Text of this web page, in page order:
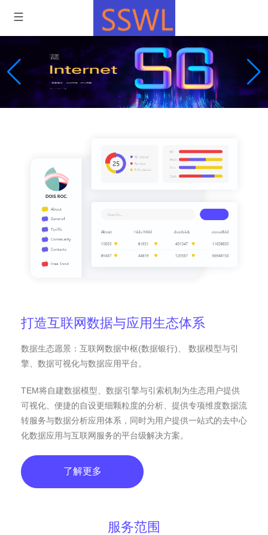
打造互联网数据与应用生态体系
数据生态愿景：互联网数据中枢(数据银行)、 数据模型与引
擎、数据可视化与数据应用平台。
TEM将自建数据模型、数据引擎与引索机制为生态用户提供
可视化、便捷的自设更细颗粒度的分析、提供专项维度数据流
转服务与数据分析应用体系，同时为用户提供一站式的去中心
化数据应用与互联网服务的平台级解决方案。
了解更多
服务范围